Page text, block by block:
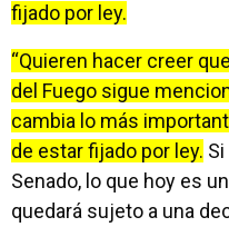
fijado por ley.
“Quieren hacer creer
del Fuego sigue
cambia lo más
de estar fijado por ley.
Senado, lo que hoy es
quedará sujeto a una